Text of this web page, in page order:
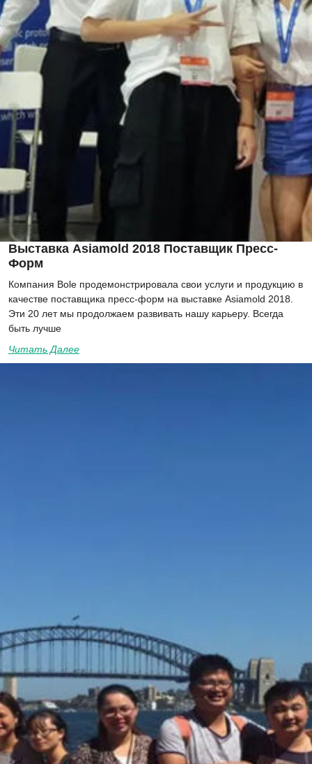
Выставка Asiamold 2018 Поставщик Пресс-
Форм
Компания Bole продемонстрировала свои услуги и продукцию в
качестве поставщика пресс-форм на выставке Asiamold 2018.
Эти 20 лет мы продолжаем развивать нашу карьеру. Всегда
быть лучше
Читать Далее